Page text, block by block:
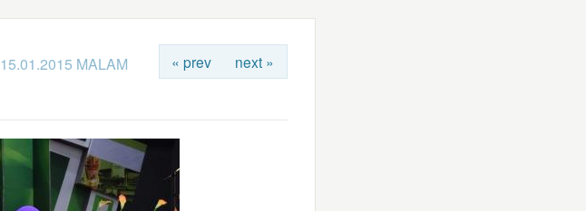
« prev next »
15.01.2015 MALAM